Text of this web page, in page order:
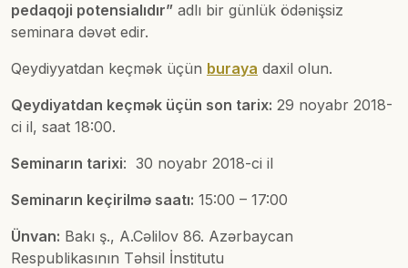
pedaqoji potensialıdır” adlı bir günlük ödənişsiz
seminara dəvət edir.
Qeydiyyatdan keçmək üçün buraya daxil olun.
Qeydiyatdan keçmək üçün son tarix: 29 noyabr 2018-
ci il, saat 18:00.
Seminarın tarixi: 30 noyabr 2018-ci il
Seminarın keçirilmə saatı: 15:00 – 17:00
Ünvan: Bakı ş., A.Cəlilov 86. Azərbaycan
Respublikasının Təhsil İnstitutu